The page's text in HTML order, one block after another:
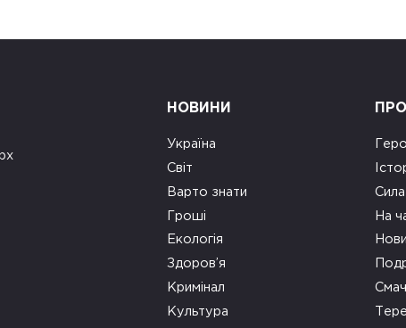
НОВИНИ
Україна
Світ
Варто знати
Гроші
Екологія
Здоров’я
Кримінал
Культура
На